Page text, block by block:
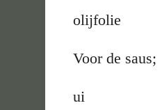
olijfolie
Voor de saus;
ui